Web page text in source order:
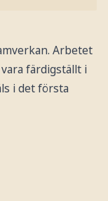
Arbetet
färdigställt i
i det första